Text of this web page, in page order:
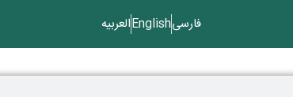
فارسیEnglishالعربیه